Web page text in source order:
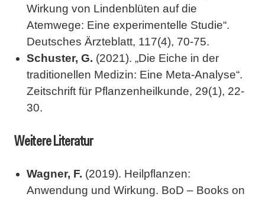
Wirkung von Lindenblüten auf die
Atemwege: Eine experimentelle Studie“.
Deutsches Ärzteblatt, 117(4), 70-75.
Schuster, G. (2021). „Die Eiche in der
traditionellen Medizin: Eine Meta-Analyse“.
Zeitschrift für Pflanzenheilkunde, 29(1), 22-
30.
Weitere Literatur
Wagner, F. (2019). Heilpflanzen:
Anwendung und Wirkung. BoD – Books on